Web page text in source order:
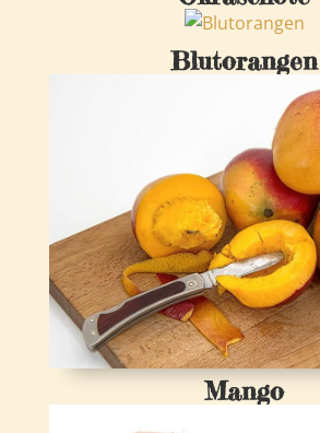
Blutorangen
Mango